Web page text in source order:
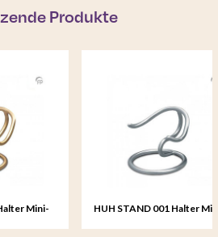
Produkte
Mini-
HUH STAND 001 Halter Mini-